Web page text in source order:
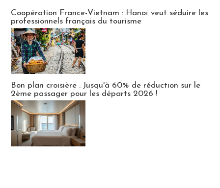
Coopération France-Vietnam : Hanoï veut séduire les
professionnels français du tourisme
Bon plan croisière : Jusqu'à 60% de réduction sur le
2ème passager pour les départs 2026 !